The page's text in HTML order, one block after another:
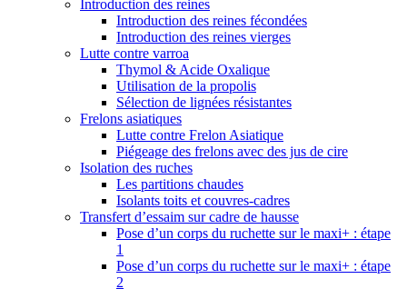
Introduction des reines
Introduction des reines fécondées
Introduction des reines vierges
Lutte contre varroa
Thymol & Acide Oxalique
Utilisation de la propolis
Sélection de lignées résistantes
Frelons asiatiques
Lutte contre Frelon Asiatique
Piégeage des frelons avec des jus de cire
Isolation des ruches
Les partitions chaudes
Isolants toits et couvres-cadres
Transfert d’essaim sur cadre de hausse
Pose d’un corps du ruchette sur le maxi+ : étape
1
Pose d’un corps du ruchette sur le maxi+ : étape
2